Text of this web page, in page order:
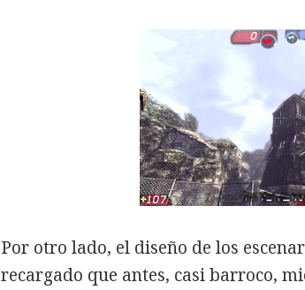
Por otro lado, el diseño de los
recargado que antes, casi barroco,